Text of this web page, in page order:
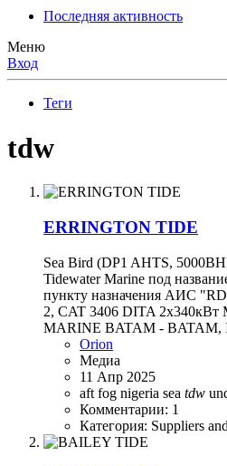
Последняя активность
Меню
Вход
Теги
tdw
ERRINGTON TIDE
Sea Bird (DP1 AHTS,
Tidewater Marine под
пункту назначения АИС
2, CAT 3406 DITA 2x340кВт
MARINE BATAM - BATAM,
Orion
Медиа
11 Апр 2025
aft fog nigeria sea tdw
Комментарии: 1
Категория: Suppliers